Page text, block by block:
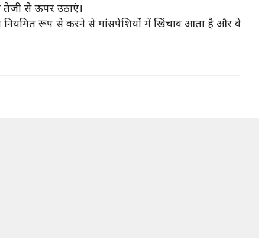
तेजी से ऊपर उठाएं।
नियमित रूप से करने से मांसपेशियों में खिंचाव आता है और वे